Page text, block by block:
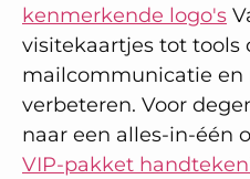
kenmerkende logo's
visitekaartjes tot tools
mailcommunicatie
verbeteren. Voor
naar een alles-in-één
VIP-pakket